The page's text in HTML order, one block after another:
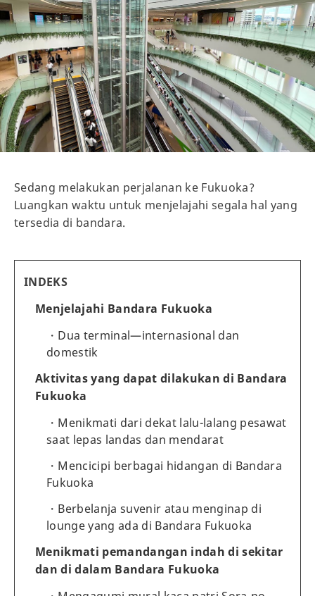
Sedang melakukan perjalanan ke Fukuoka?
Luangkan waktu untuk menjelajahi segala hal yang
tersedia di bandara.
INDEKS
Menjelajahi Bandara Fukuoka
Dua terminal—internasional dan
domestik
Aktivitas yang dapat dilakukan di Bandara
Fukuoka
Menikmati dari dekat lalu-lalang pesawat
saat lepas landas dan mendarat
Mencicipi berbagai hidangan di Bandara
Fukuoka
Berbelanja suvenir atau menginap di
lounge yang ada di Bandara Fukuoka
Menikmati pemandangan indah di sekitar
dan di dalam Bandara Fukuoka